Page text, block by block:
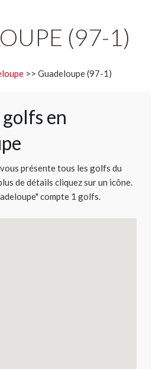
(97-1)
>> Guadeloupe (97-1)
en
présente tous les golfs du
de détails cliquez sur un icône.
compte 1 golfs.